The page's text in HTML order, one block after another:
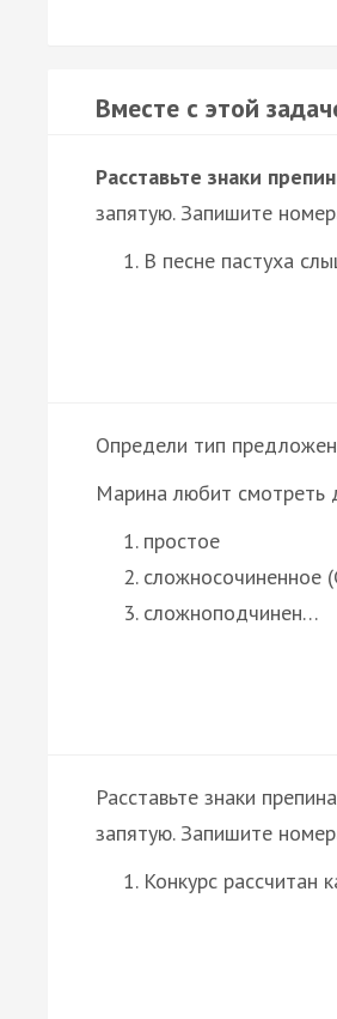
Вместе с этой
Расставьте знаки
запятую. Запишите
В песне пастуха
Определи тип
Марина любит смотреть
простое
сложносочиненное
сложноподчинен…
Расставьте знаки
запятую. Запишите
Конкурс рассчитан